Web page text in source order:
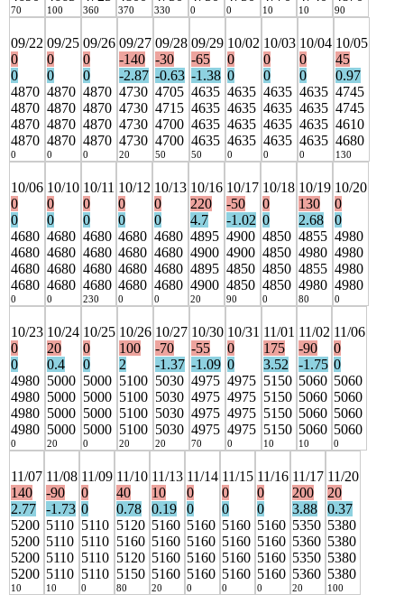
70 100 360 370 330 0 0 10 10 90
09/22
0
0
4870
4870
4870
4870
0
09/25
0
0
4870
4870
4870
4870
0
09/26
0
0
4870
4870
4870
4870
0
09/27
-140
-2.87
4730
4730
4730
4730
20
09/28
-30
-0.63
4705
4715
4700
4700
50
09/29
-65
-1.38
4635
4635
4635
4635
50
10/02
0
0
4635
4635
4635
4635
0
10/03
0
0
4635
4635
4635
4635
0
10/04
0
0
4635
4635
4635
4635
0
10/05
45
0.97
4745
4745
4610
4680
130
10/06
0
0
4680
4680
4680
4680
0
10/10
0
0
4680
4680
4680
4680
0
10/11
0
0
4680
4680
4680
4680
230
10/12
0
0
4680
4680
4680
4680
0
10/13
0
0
4680
4680
4680
4680
0
10/16
220
4.7
4895
4900
4895
4900
20
10/17
-50
-1.02
4900
4900
4850
4850
90
10/18
0
0
4850
4850
4850
4850
0
10/19
130
2.68
4855
4980
4855
4980
80
10/20
0
0
4980
4980
4980
4980
0
10/23
0
0
4980
4980
4980
4980
0
10/24
20
0.4
5000
5000
5000
5000
20
10/25
0
0
5000
5000
5000
5000
0
10/26
100
2
5100
5100
5100
5100
20
10/27
-70
-1.37
5030
5030
5030
5030
20
10/30
-55
-1.09
4975
4975
4975
4975
70
10/31
0
0
4975
4975
4975
4975
0
11/01
175
3.52
5150
5150
5150
5150
10
11/02
-90
-1.75
5060
5060
5060
5060
10
11/06
0
0
5060
5060
5060
5060
0
11/07
140
2.77
5200
5200
5200
5200
10
11/08
-90
-1.73
5110
5110
5110
5110
10
11/09
0
0
5110
5110
5110
5110
0
11/10
40
0.78
5120
5160
5120
5150
80
11/13
10
0.19
5160
5160
5160
5160
20
11/14
0
0
5160
5160
5160
5160
0
11/15
0
0
5160
5160
5160
5160
0
11/16
0
0
5160
5160
5160
5160
0
11/17
200
3.88
5350
5360
5350
5360
20
11/20
20
0.37
5380
5380
5380
5380
100